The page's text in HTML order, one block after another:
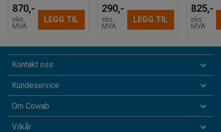
870,-
eks.
MVA
LEGG TIL
290,-
eks.
MVA
LEGG TIL
825,-
eks.
MVA
Kontakt oss
Kundeservice
Om Cowab
Vilkår